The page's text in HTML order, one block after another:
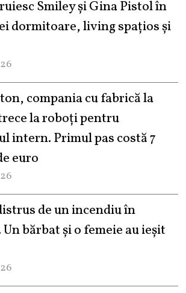
Smiley şi Gina Pistol în
dormitoare, living spațios și
compania cu fabrică la
la roboți pentru
intern. Primul pas costă 7
euro
de un incendiu în
bărbat și o femeie au ieșit